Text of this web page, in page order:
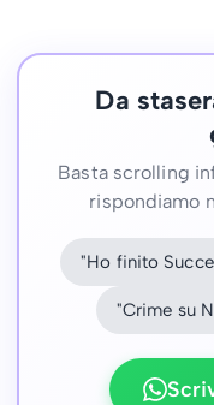
Da
Basta scrolling
rispondiamo
"Ho finito
"Crime su